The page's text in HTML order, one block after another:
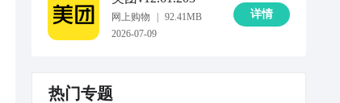
网上购物
92.41MB
2026-07-09
详情
热门专题